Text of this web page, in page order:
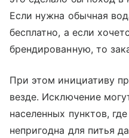
Если нужна обычная
бесплатно, а если
брендированную, то
При этом инициативу
везде. Исключение
населенных пунктов,
непригодна для питья